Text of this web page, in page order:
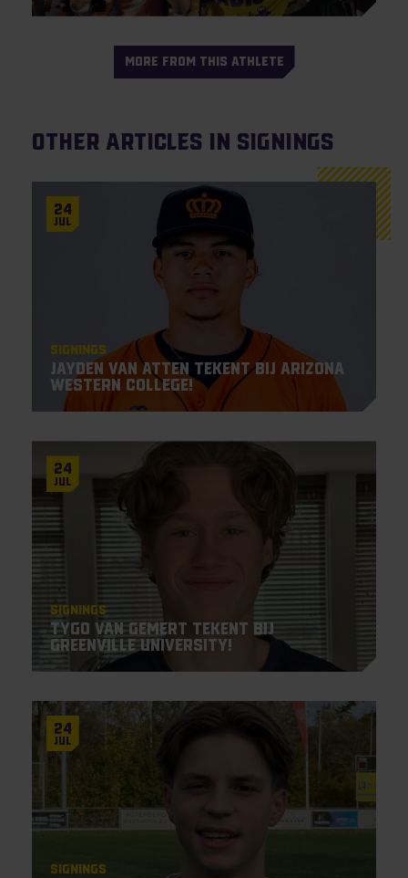
MORE FROM THIS ATHLETE
Other articles in Signings
24
Jul
Signings
Jayden Van Atten tekent bij Arizona
Western College!
24
Jul
Signings
Tygo van Gemert tekent bij
Greenville University!
24
Jul
Signings